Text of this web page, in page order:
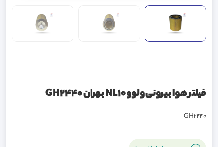
فیلتر هوا بیرونی ولوو NL10 بهران GH2440
GH2440